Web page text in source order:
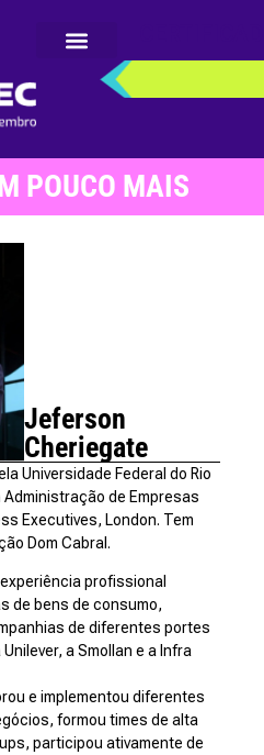
POUCO MAIS
Jeferson
Cheriegate
Universidade Federal do Rio
de Empresas
Executives, London. Tem
Dom Cabral.
profissional
de bens de consumo,
de diferentes portes
a Smollan e a Infra
e implementou diferentes
formou times de alta
participou ativamente de